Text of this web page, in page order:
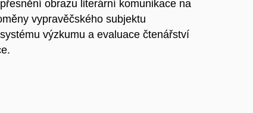
obrazu literární komunikace na
vypravěčského subjektu
výzkumu a evaluace čtenářství